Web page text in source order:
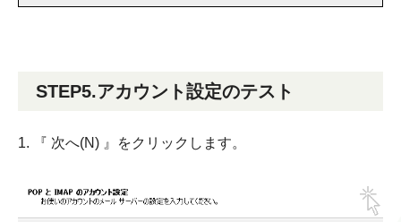
STEP5.アカウント設定のテスト
1. 『 次へ(N) 』をクリックします。